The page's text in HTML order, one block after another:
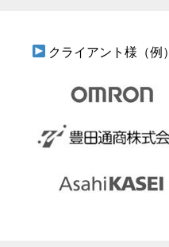
クライアント様（例）